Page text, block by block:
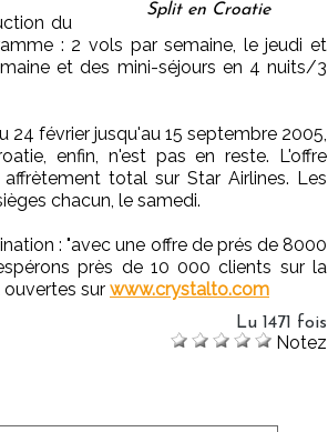
Split en Croatie
du
: 2 vols par semaine, le jeudi et
et des mini-séjours en 4 nuits/3
février jusqu'au 15 septembre 2005,
enfin, n'est pas en reste. L'offre
total sur Star Airlines. Les
chacun, le samedi.
: "avec une offre de prés de 8000
près de 10 000 clients sur la
ouvertes sur www.crystalto.com
Lu 1471 fois
Notez